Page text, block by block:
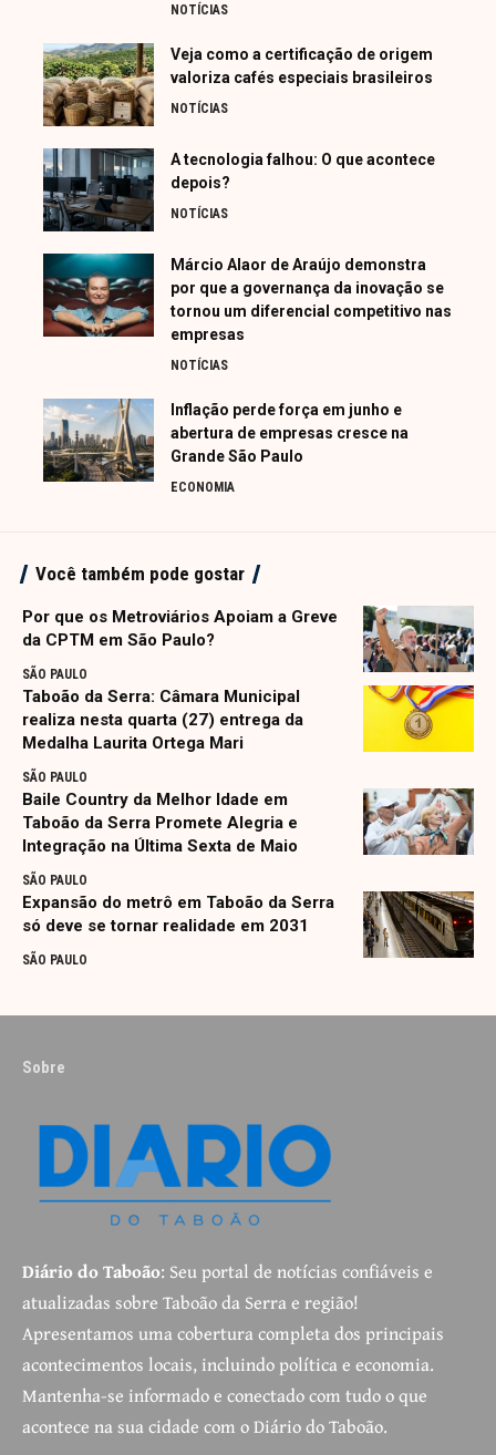
NOTÍCIAS
Veja como a certificação de origem
valoriza cafés especiais brasileiros
NOTÍCIAS
A tecnologia falhou: O que acontece
depois?
NOTÍCIAS
Márcio Alaor de Araújo demonstra
por que a governança da inovação se
tornou um diferencial competitivo nas
empresas
NOTÍCIAS
Inflação perde força em junho e
abertura de empresas cresce na
Grande São Paulo
ECONOMIA
Você também pode gostar
Por que os Metroviários Apoiam a Greve
da CPTM em São Paulo?
SÃO PAULO
Taboão da Serra: Câmara Municipal
realiza nesta quarta (27) entrega da
Medalha Laurita Ortega Mari
SÃO PAULO
Baile Country da Melhor Idade em
Taboão da Serra Promete Alegria e
Integração na Última Sexta de Maio
SÃO PAULO
Expansão do metrô em Taboão da Serra
só deve se tornar realidade em 2031
SÃO PAULO
Sobre
Diário do Taboão: Seu portal de notícias confiáveis e
atualizadas sobre Taboão da Serra e região!
Apresentamos uma cobertura completa dos principais
acontecimentos locais, incluindo política e economia.
Mantenha-se informado e conectado com tudo o que
acontece na sua cidade com o Diário do Taboão.